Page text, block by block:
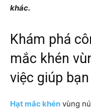
khác.
Khám phá
mắc khén
việc giúp
Hạt mắc khén vùng